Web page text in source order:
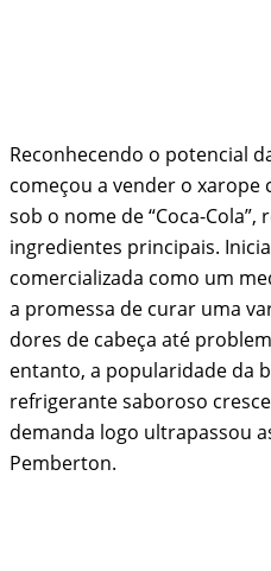
Reconhecendo o potencial
começou a vender o
sob o nome de “Coca-
ingredientes principais.
comercializada como um
a promessa de curar uma
dores de cabeça até
entanto, a popularidade da
refrigerante saboroso
demanda logo ultrapassou
Pemberton.